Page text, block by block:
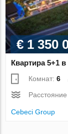
€ 1 350
Квартира 5+1
Комнат:6
Cebeci Group